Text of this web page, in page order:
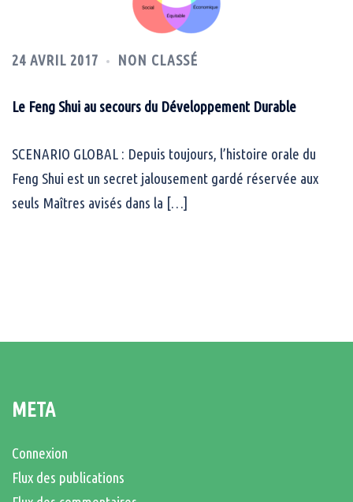
24 AVRIL 2017 NON CLASSÉ
Le Feng Shui au secours du Développement Durable
SCENARIO GLOBAL : Depuis toujours, l’histoire orale du
Feng Shui est un secret jalousement gardé réservée aux
seuls Maîtres avisés dans la […]
META
Connexion
Flux des publications